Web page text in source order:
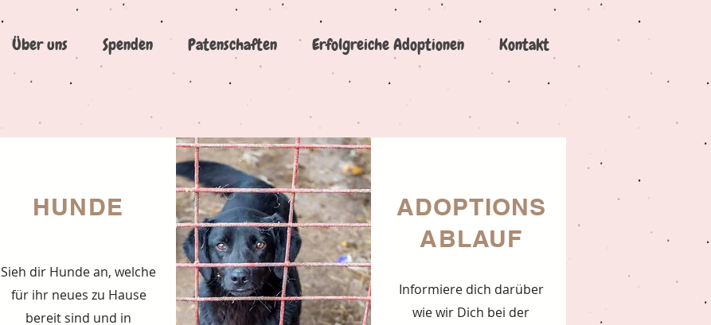
Über uns Spenden Patenschaften Erfolgreiche Adoptionen Kontakt
HUNDE
Sieh dir Hunde an, welche
für ihr neues zu Hause
bereit sind und in
ADOPTIONS
ABLAUF
Informiere dich darüber
wie wir Dich bei der